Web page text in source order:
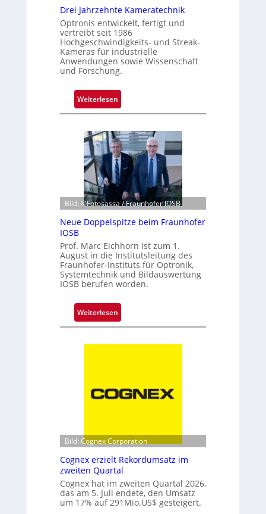
Drei Jahrzehnte Kameratechnik
Optronis entwickelt, fertigt und
vertreibt seit 1986
Hochgeschwindigkeits- und Streak-
Kameras für industrielle
Anwendungen sowie Wissenschaft
und Forschung.
Weiterlesen:
D
e
i
J
a
h
z
e
n
t
e
K
m
e
h
k
Bild: ©Fotosassa / Fraunhofer IOSB
Neue Doppelspitze beim Fraunhofer
IOSB
Prof. Marc Eichhorn ist zum 1.
August in die Institutsleitung des
Fraunhofer-Instituts für Optronik,
Systemtechnik und Bildauswertung
IOSB berufen worden.
Weiterlesen:
N
o
p
l
s
p
i
t
z
Bild: Cognex Corporation
Cognex erzielt Rekordumsatz im
zweiten Quartal
Cognex hat im zweiten Quartal 2026,
das am 5. Juli endete, den Umsatz
um 17% auf 291Mio.US$ gesteigert.